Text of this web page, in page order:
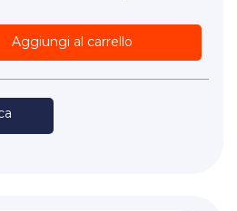
Aggiungi al carrello